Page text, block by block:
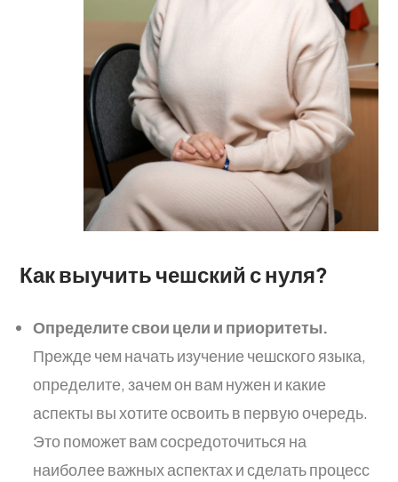
Как выучить чешский с нуля?
Определите свои цели и приоритеты.
Прежде чем начать изучение чешского языка,
определите, зачем он вам нужен и какие
аспекты вы хотите освоить в первую очередь.
Это поможет вам сосредоточиться на
наиболее важных аспектах и сделать процесс